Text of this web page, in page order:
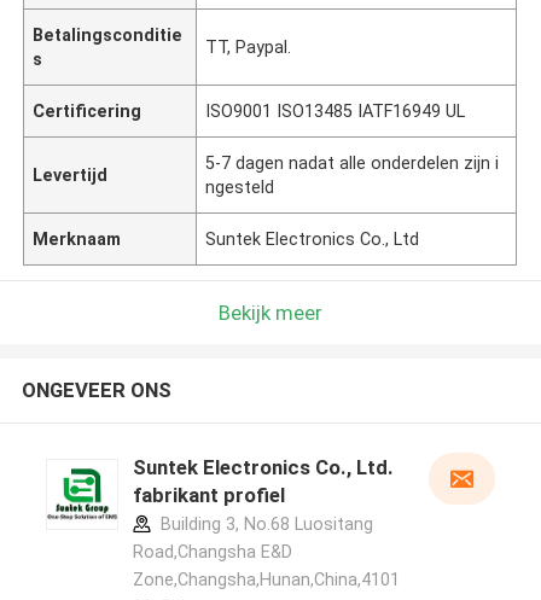
Betalingsconditie
s
TT, Paypal.
Certificering ISO9001 ISO13485 IATF16949 UL
Levertijd
5-7 dagen nadat alle onderdelen zijn i
ngesteld
Merknaam Suntek Electronics Co., Ltd
Bekijk meer
ONGEVEER ONS
Suntek Electronics Co., Ltd.
fabrikant profiel
Building 3, No.68 Luositang
Road,Changsha E&D
Zone,Changsha,Hunan,China,4101